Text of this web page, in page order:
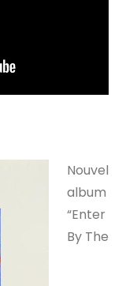
Nouvel
album
“Enter
By The